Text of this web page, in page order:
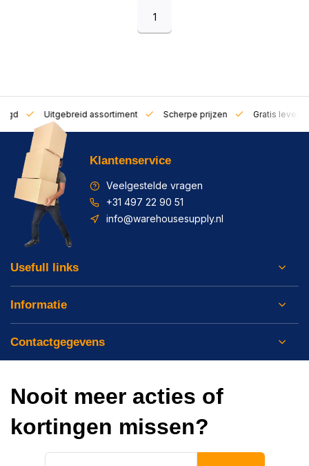
1
Uitgebreid assortiment Scherpe prijzen Gratis
Klantenservice
Veelgestelde vragen
+31 497 22 90 51
info@warehousesupply.nl
Usefull links
Informatie
Contactgegevens
Nooit meer acties of
kortingen missen?